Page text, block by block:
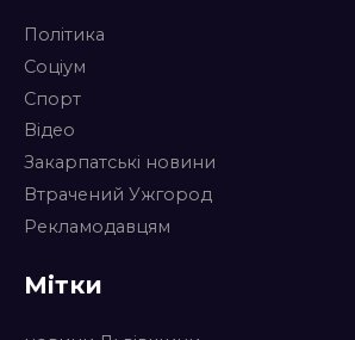
Політика
Соціум
Спорт
Відео
Закарпатські новини
Втрачений Ужгород
Рекламодавцям
Мітки